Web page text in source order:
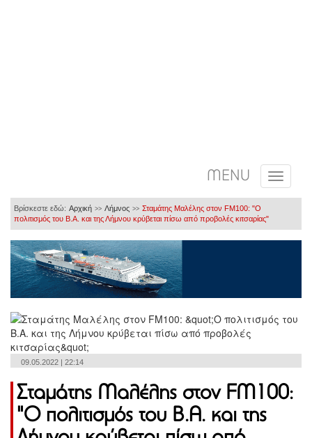
MENU
Βρίσκεστε εδώ: Αρχική >> Λήμνος >> Σταμάτης Μαλέλης στον FM100: "O
πολιτισμός του Β.Α. και της Λήμνου κρύβεται πίσω από προβολές κιτσαρίας"
09.05.2022 | 22:14
Σταμάτης Μαλέλης στον FM100:
"O πολιτισμός του Β.Α. και της